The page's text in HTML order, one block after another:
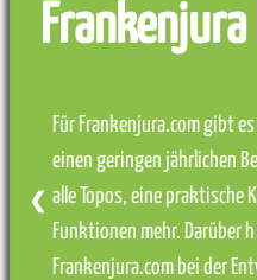
Für Frankenjura.com gibt
einen geringen jährlichen
alle Topos, eine praktische
Funktionen mehr. Darüber
Frankenjura.com bei der
❮